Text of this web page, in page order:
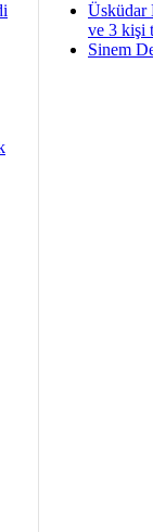
Üsküdar
ve 3 kişi
Sinem